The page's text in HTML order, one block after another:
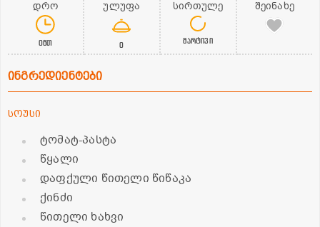
დრო
0წთ
ულუფა
0
სირთულე
მარტივი
შეინახე
ინგრედიენტები
სოუსი
ტომატ-პასტა
წყალი
დაფქული წითელი წიწაკა
ქინძი
წითელი ხახვი